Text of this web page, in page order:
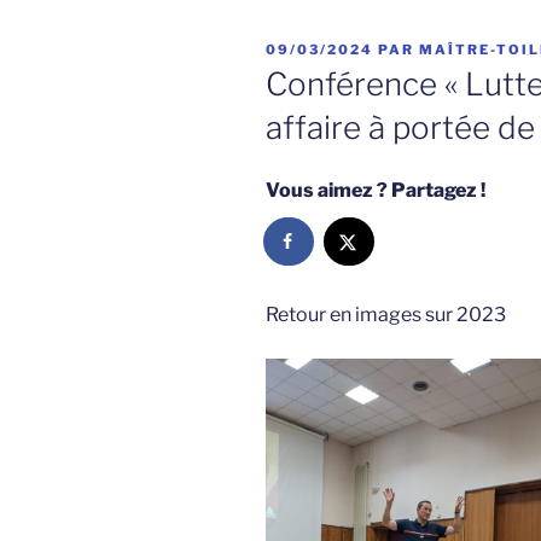
PUBLIÉ
LE
09/03/2024 PAR MAÎTRE-
Conférence «
affaire à portée
Vous aimez ? Partagez !
Retour en images sur 2023